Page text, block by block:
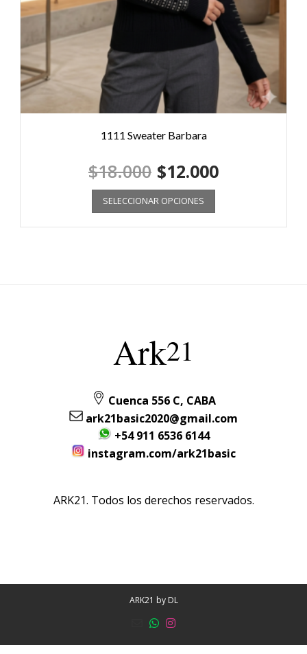
1111 Sweater Barbara
$18.000 $12.000
SELECCIONAR OPCIONES
Ark21
Cuenca 556 C, CABA
ark21basic2020@gmail.com
+54 911 6536 6144
instagram.com/ark21basic
ARK21. Todos los derechos reservados.
ARK21 by DL